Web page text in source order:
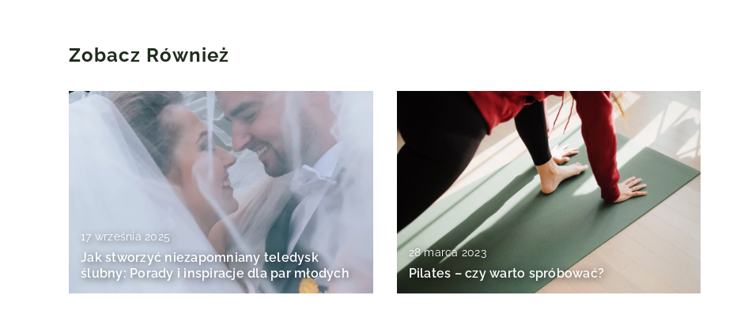
Zobacz Również
17 września 2025
Jak stworzyć niezapomniany teledysk
ślubny: Porady i inspiracje dla par młodych
28 marca 2023
Pilates – czy warto spróbować?